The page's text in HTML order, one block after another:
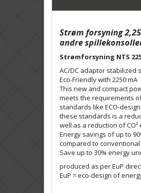
Strøm forsyning
andre
Strømforsyning NTS
AC/DC adaptor stabilized
Eco-Friendly with 2250 mA
This new and compact
meets the requirements
standards like ECO-
these standards is a
well as a reduction of CO²
Energy savings of up to
compared to
Save up to 30% energy
produced as per EuP
EuP = eco-design of